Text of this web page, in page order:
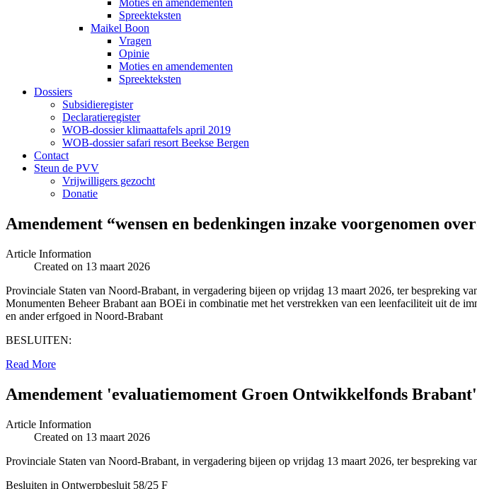
Moties en amendementen
Spreekteksten
Maikel Boon
Vragen
Opinie
Moties en amendementen
Spreekteksten
Dossiers
Subsidieregister
Declaratieregister
WOB-dossier klimaattafels april 2019
WOB-dossier safari resort Beekse Bergen
Contact
Steun de PVV
Vrijwilligers gezocht
Donatie
Amendement “wensen en bedenkingen inzake voorgenomen
Article Information
Created on 13 maart 2026
Provinciale Staten van Noord-Brabant, in vergadering bijeen op vrijdag 13 maart 2026, ter bespreking
Monumenten Beheer Brabant aan BOEi in combinatie met het verstrekken van een leenfaciliteit uit de
en ander erfgoed in Noord-Brabant
BESLUITEN:
Read More
Amendement 'evaluatiemoment Groen Ontwikkelfonds Brabant'
Article Information
Created on 13 maart 2026
Provinciale Staten van Noord-Brabant, in vergadering bijeen op vrijdag 13 maart 2026, ter bespreking
Besluiten in Ontwerpbesluit 58/25 F